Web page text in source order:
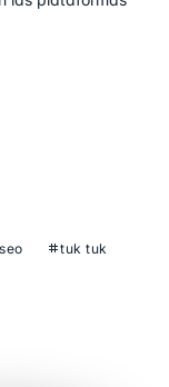
seo
tuk tuk